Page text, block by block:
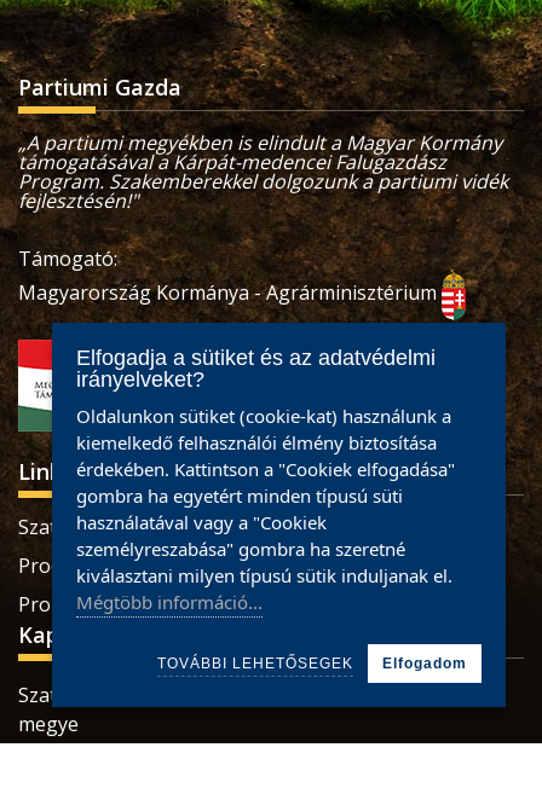
Partiumi Gazda
„A partiumi megyékben is elindult a Magyar Kormány
támogatásával a Kárpát-medencei Falugazdász
Program. Szakemberekkel dolgozunk a partiumi vidék
fejlesztésén!"
Támogató:
Magyarország Kormánya - Agrárminisztérium
Linkek
Szatmári termékek
Produse sătmărene
Pro Economica Alapítvány
Kapcsolat
Szatmárnémeti, Retezatului utca, 32 szám, Szatmár
megye
Elfogadja a sütiket és az adatvédelmi
irányelveket?
Oldalunkon sütiket (cookie-kat) használunk a
kiemelkedő felhasználói élmény biztosítása
érdekében. Kattintson a "Cookiek elfogadása"
gombra ha egyetért minden típusú süti
használatával vagy a "Cookiek
személyreszabása" gombra ha szeretné
kiválasztani milyen típusú sütik induljanak el.
Mégtöbb információ...
TOVÁBBI LEHETŐSEGEK Elfogadom